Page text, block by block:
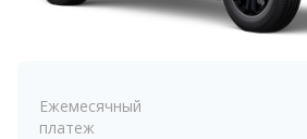
Ежемесячный
платеж